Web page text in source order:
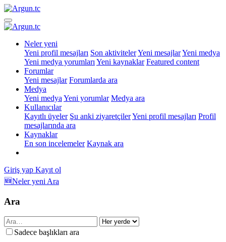
Neler yeni
Yeni profil mesajları Son aktivitelerYeni mesajlarYeni medya
Yeni medya yorumları Yeni kaynaklar Featured content
Forumlar
Yeni mesajlar Forumlarda ara
Medya
Yeni medya Yeni yorumlar Medya ara
Kullanıcılar
Kayıtlı üyeler Şu anki ziyaretçilerYeni profil mesajları Profil
mesajlarında ara
Kaynaklar
En son incelemeler Kaynak ara
Giriş yap Kayıt ol
🆕Neler yeni Ara
Ara
Sadece başlıkları ara